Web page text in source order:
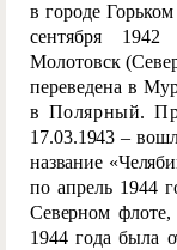
в городе
сентября
Молотовск
переведена в
в Полярный.
17.03.1943 –
название
по апрель 1944
Северном
1944 года была